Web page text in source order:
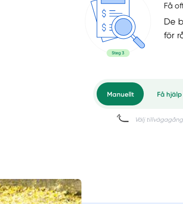
Få
De
för